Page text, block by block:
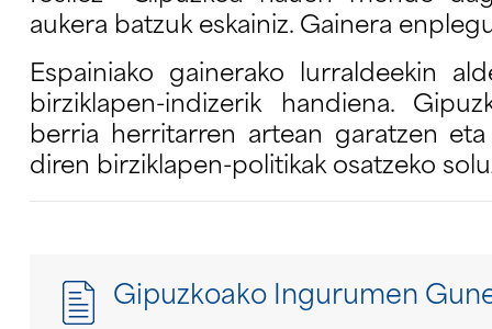
aukera batzuk eskainiz. Gainera
Espainiako gainerako lurraldeekin
birziklapen-indizerik handiena.
berria herritarren artean garatzen
diren birziklapen-politikak osatzeko
Gipuzkoako Ingurumen